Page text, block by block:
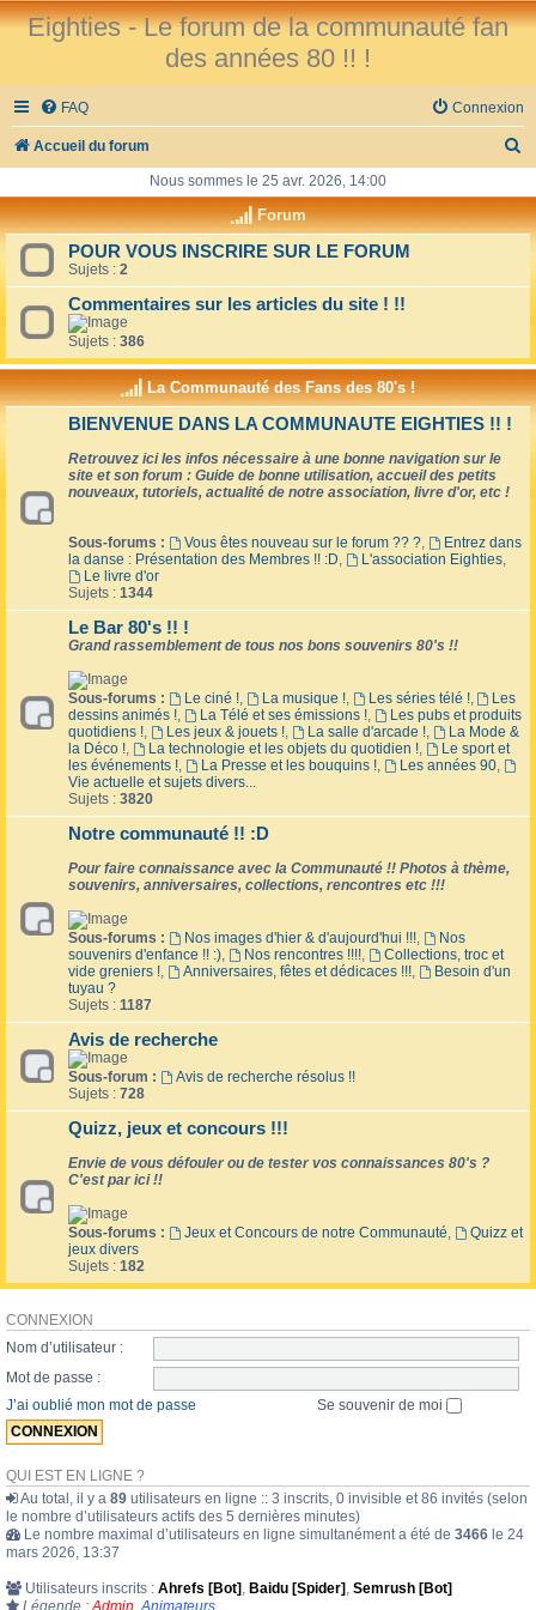
Eighties - Le forum de la communauté fan
des années 80 !! !
FAQ Connexion
Accueil du forum
h
h
e
Nous sommes le 25 avr. 2026, 14:00
Forum
POUR VOUS INSCRIRE SUR LE FORUM
Sujets : 2
Commentaires sur les articles du site ! !!
Sujets : 386
La Communauté des Fans des 80's !
BIENVENUE DANS LA COMMUNAUTE EIGHTIES !! !
Retrouvez ici les infos nécessaire à une bonne navigation sur le
site et son forum : Guide de bonne utilisation, accueil des petits
nouveaux, tutoriels, actualité de notre association, livre d'or, etc !
Sous-forums : Vous êtes nouveau sur le forum ?? ?,
Entrez dans
la danse : Présentation des Membres !! :D, L'association Eighties,
Le livre d'or
Sujets : 1344
Le Bar 80's !! !
Grand rassemblement de tous nos bons souvenirs 80's !!
Sous-forums : Le ciné !, La musique !, Les séries télé !,
Les
dessins animés !, La Télé et ses émissions !,
Les pubs et produits
quotidiens !, Les jeux & jouets !, La salle d'arcade !,
La Mode &
la Déco !, La technologie et les objets du quotidien !,
Le sport et
les événements !, La Presse et les bouquins !, Les années 90,
Vie actuelle et sujets divers...
Sujets : 3820
Notre communauté !! :D
Pour faire connaissance avec la Communauté !! Photos à thème,
souvenirs, anniversaires, collections, rencontres etc !!!
Sous-forums : Nos images d'hier & d'aujourd'hui !!!,
Nos
souvenirs d'enfance !! :), Nos rencontres !!!!,
Collections, troc et
vide greniers !, Anniversaires, fêtes et dédicaces !!!,
Besoin d'un
tuyau ?
Sujets : 1187
Avis de recherche
Sous-forum :
Avis de recherche résolus !!
Sujets : 728
Quizz, jeux et concours !!!
Envie de vous défouler ou de tester vos connaissances 80's ?
C'est par ici !!
Sous-forums : Jeux et Concours de notre Communauté,
Quizz et
jeux divers
Sujets : 182
CONNEXION
Nom d’utilisateur :
Mot de passe :
J’ai oublié mon mot de passe
Se souvenir de moi
QUI EST EN LIGNE ?
Au total, il y a 89 utilisateurs en ligne :: 3 inscrits, 0 invisible et 86 invités (selon
le nombre d’utilisateurs actifs des 5 dernières minutes)
Le nombre maximal d’utilisateurs en ligne simultanément a été de 3466 le 24
mars 2026, 13:37
Utilisateurs inscrits : Ahrefs [Bot] , Baidu [Spider] , Semrush [Bot]
Légende : Admin Animateurs